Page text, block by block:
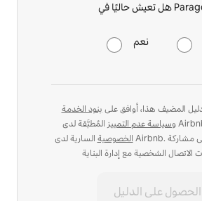
نعم
المضيف هذا، أوافق على بنود الخدمة
وسياسة عدم التمييز
الخصوصية السارية لدى Airbnb. أوافق على مشاركة Airbnb
الحصول على الدليل